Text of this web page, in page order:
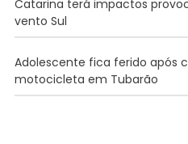
Catarina terá impactos
vento Sul
Adolescente fica ferido após
motocicleta em Tubarão